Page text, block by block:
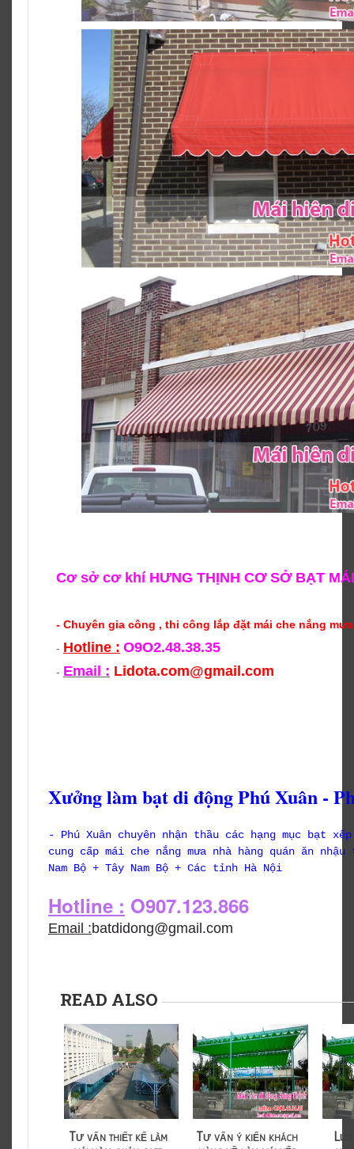
Cơ sở cơ khí HƯNG THỊNH CƠ SỞ BẠT
- Chuyên gia công , thi công lắp đặt mái che nắng
- Hotline : O9O2.48.38.35
- Email : Lidota.com@gmail.com
Xưởng làm bạt di động Phú Xuân -
- Phú Xuân chuyên nhận thầu các hạng mục bạt
cung cấp mái che nắng mưa nhà hàng quán ăn
Nam Bộ + Tây Nam Bộ + Các tỉnh Hà Nội
Hotline : O907.123.866
Email :batdidong@gmail.com
READ ALSO
Tư vấn thiết kế làm
Tư vấn ý kiến khách